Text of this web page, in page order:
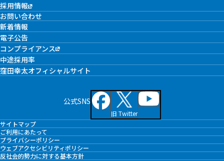
採用情報
お問い合わせ
新着情報
電子公告
コンプライアンス
中途採用率
窪田幸太オフィシャルサイト
公式SNS
旧 Twitter
サイトマップ
ご利用にあたって
プライバシーポリシー
ウェブアクセシビリティポリシー
反社会的勢力に対する基本方針